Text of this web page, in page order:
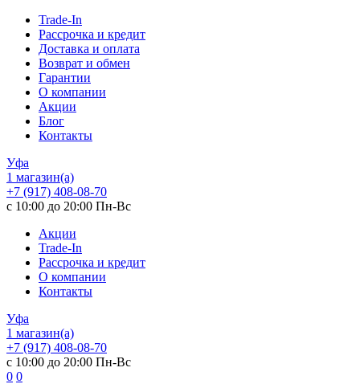
Trade-In
Рассрочка и кредит
Доставка и оплата
Возврат и обмен
Гарантии
О компании
Акции
Блог
Контакты
Уфа
1 магазин(а)
+7 (917) 408-08-70
с 10:00 до 20:00 Пн-Вс
Акции
Trade-In
Рассрочка и кредит
О компании
Контакты
Уфа
1 магазин(а)
+7 (917) 408-08-70
с 10:00 до 20:00 Пн-Вс
0 0